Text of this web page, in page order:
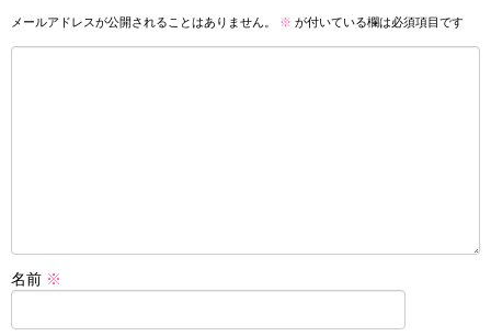
メールアドレスが公開されることはありません。 ※ が付いている欄は必須項目です
名前 ※